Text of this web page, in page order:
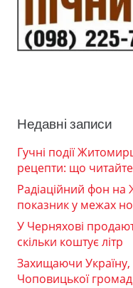
Недавні записи
Гучні події
рецепти: що читайте
Радіаційний фон
показник у межах
У Черняхові
скільки коштує літр
Захищаючи Україну,
Чоповицької